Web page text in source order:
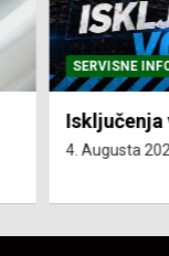
SERVISNE
Isključenja
4. Augusta 2026.